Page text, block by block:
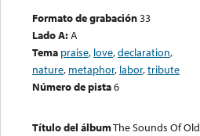
Formato de grabación33
Lado A:A
Tema praise, love,declaration,
nature, metaphor, labor,tribute
Número de pista6
Título del álbumThe Sounds Of Old